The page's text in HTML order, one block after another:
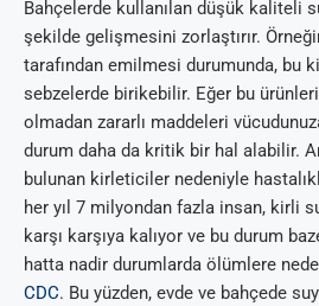
Bahçelerde kullanılan düşük kaliteli
şekilde gelişmesini zorlaştırır.
tarafından emilmesi durumunda, bu
sebzelerde birikebilir. Eğer bu
olmadan zararlı maddeleri
durum daha da kritik bir hal alabilir.
bulunan kirleticiler nedeniyle
her yıl 7 milyondan fazla insan, kirli
karşı karşıya kalıyor ve bu durum
hatta nadir durumlarda ölümlere
CDC. Bu yüzden, evde ve bahçede